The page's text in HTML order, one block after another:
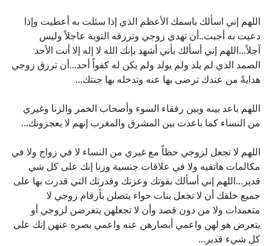
اللهم إني اسألك باسمك الأعظم الذي إذا سئلت به أعطيت وإذا
دعيت به أجبت..أن تهدي زوجي وترزقه التوبة عاجلاً وليس
آجلاً...اللهم إني أسألك بأني أشهد بإنك الله لا إله إلا أنت الأحد
الصمد الذي لم يلد ولم يولد ولم يكن له كفواً أحد...أن ترزق زوجي
هدايةً من عندك ترضى بها عنه وتدخله بها جنتك...
اللهم باعد بينه وبين رفقاء السوء وأصحاب الخمر والزنا وغيري
من النساء كما باعدت بين المشرق والمغرب إنهم لا يعجزونك...
اللهم لا تجعل لزوجي حظاً مع غيري من النساء لا في زواج ولا في
مكالمات هاتفيه ولا في علاقات جنسية وزنا إنك على كل شي
قدير...اللهم إني أسألك بقوتك وعزتك وقدرتك التي قدرت بها على
جميع خلقك أن لا تجعل بنات حواء يتصلن بأرقام زوجي لا
متعمدات ولا من دون قصد وأن لا تجعلهن يتعرضن لزوجي أو
يتعرض هو لهن واعمي أبصارهن عنه واعمي بصره عنهن إنك على
كل شيء قدير...